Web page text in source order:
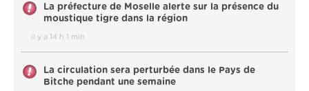
La préfecture de Moselle alerte sur la présence du
moustique tigre dans la région
il y a 14 h 1 min
La circulation sera perturbée dans le Pays de
Bitche pendant une semaine